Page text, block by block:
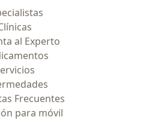
al Experto
Frecuentes
para móvil